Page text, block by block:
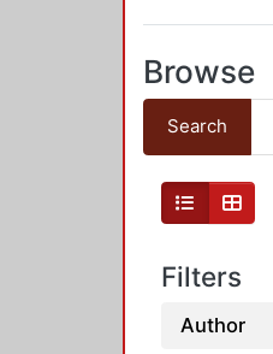
Browse
Search
Filters
Author